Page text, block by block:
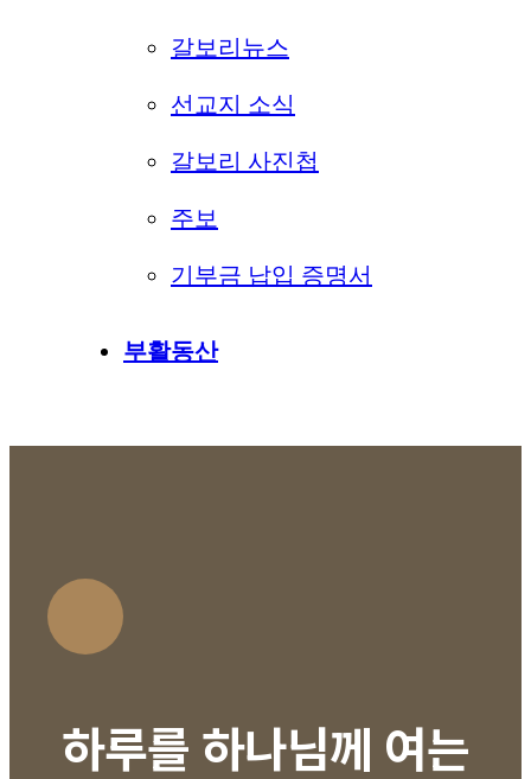
갈보리뉴스
선교지 소식
갈보리 사진첩
주보
기부금 납입 증명서
부활동산
하루를 하나님께 여는